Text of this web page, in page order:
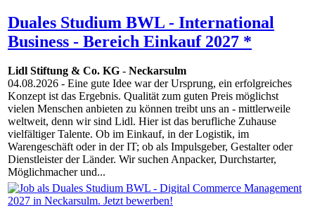
Duales Studium BWL - International
Business - Bereich Einkauf 2027 *
Lidl Stiftung & Co. KG - Neckarsulm
04.08.2026 - Eine gute Idee war der Ursprung, ein erfolgreiches
Konzept ist das Ergebnis. Qualität zum guten Preis möglichst
vielen Menschen anbieten zu können treibt uns an - mittlerweile
weltweit, denn wir sind Lidl. Hier ist das berufliche Zuhause
vielfältiger Talente. Ob im Einkauf, in der Logistik, im
Warengeschäft oder in der IT; ob als Impulsgeber, Gestalter oder
Dienstleister der Länder. Wir suchen Anpacker, Durchstarter,
Möglichmacher und...